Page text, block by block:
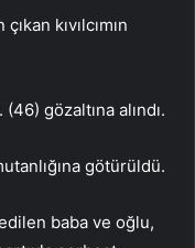
kıvılcımın
gözaltına alındı.
götürüldü.
baba ve oğlu,